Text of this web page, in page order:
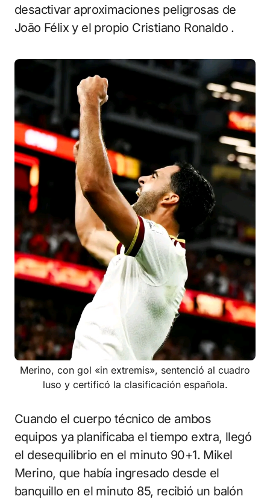
desactivar aproximaciones peligrosas de
João Félix y el propio Cristiano Ronaldo .
Merino, con gol «in extremis», sentenció al cuadro
luso y certificó la clasificación española.
Cuando el cuerpo técnico de ambos
equipos ya planificaba el tiempo extra, llegó
el desequilibrio en el minuto 90+1. Mikel
Merino, que había ingresado desde el
banquillo en el minuto 85, recibió un balón